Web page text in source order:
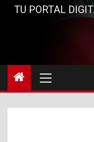
TU PORTAL
principal